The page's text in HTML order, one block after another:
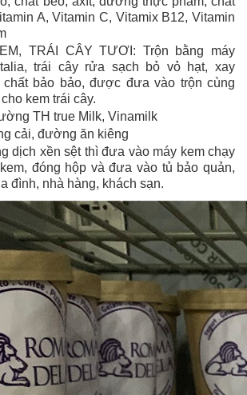
A, Vitamin C, Vitamix B12, Vitamin
TRÁI CÂY TƯƠI: Trộn bằng máy
trái cây rửa sạch bỏ vỏ hạt, xay
chất bảo bảo, được đưa vào trộn cùng
kem trái cây.
TH true Milk, Vinamilk
cải, đường ăn kiêng
dịch xền sệt thì đưa vào máy kem chạy
đóng hộp và đưa vào tủ bảo quản,
đình, nhà hàng, khách sạn.